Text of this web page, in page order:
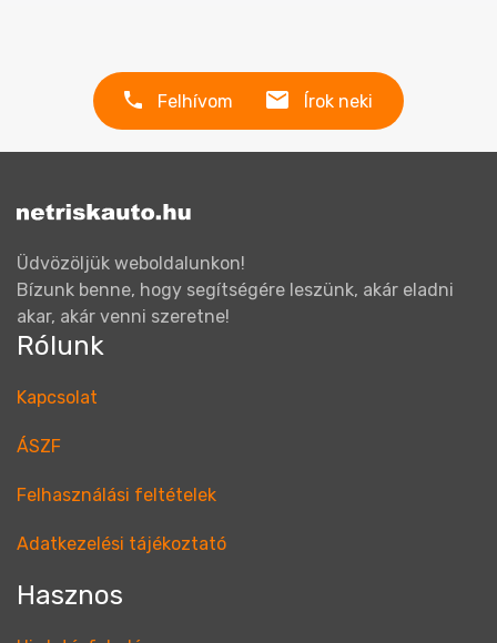
Felhívom Írok neki
Üdvözöljük weboldalunkon!
Bízunk benne, hogy segítségére leszünk, akár eladni
akar, akár venni szeretne!
Rólunk
Kapcsolat
ÁSZF
Felhasználási feltételek
Adatkezelési tájékoztató
Hasznos